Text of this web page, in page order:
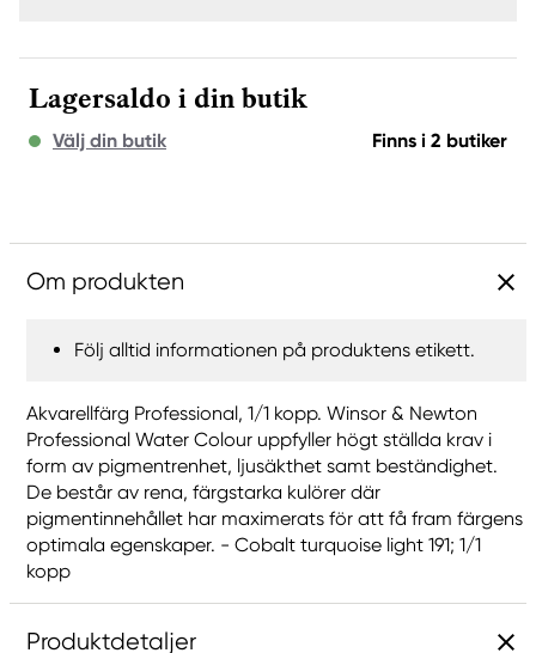
Lagersaldo i din butik
Välj din butik Finns i 2 butiker
Om produkten
Följ alltid informationen på produktens etikett.
Akvarellfärg Professional, 1/1 kopp. Winsor & Newton
Professional Water Colour uppfyller högt ställda krav i
form av pigmentrenhet, ljusäkthet samt beständighet.
De består av rena, färgstarka kulörer där
pigmentinnehållet har maximerats för att få fram färgens
optimala egenskaper. - Cobalt turquoise light 191; 1/1
kopp
Produktdetaljer